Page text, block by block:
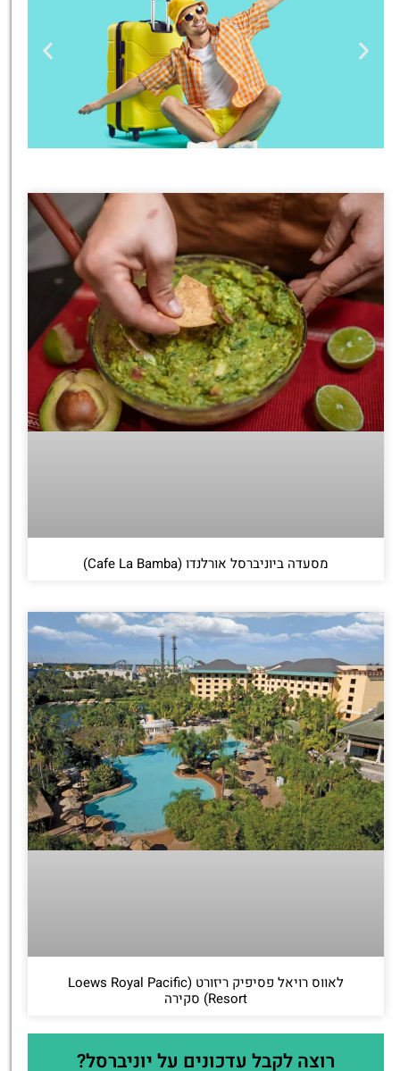
מציאת
טיסה זולה?
לחצו
פה!
מסעדה ביוניברסל אורלנדו (Cafe La Bamba)
לאווס רויאל פסיפיק ריזורט (Loews Royal Pacific
Resort) סקירה
רוצה לקבל עדכונים על יוניברסל?